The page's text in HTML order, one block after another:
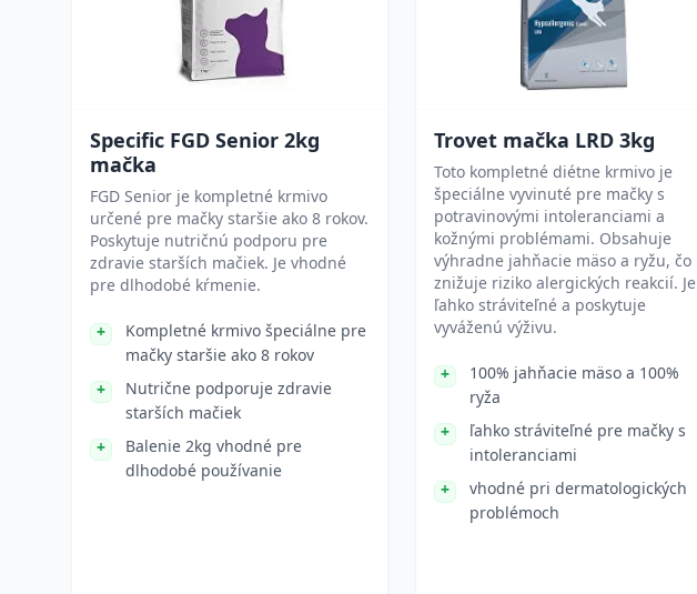
Specific FGD Senior 2kg
mačka
FGD Senior je kompletné krmivo
určené pre mačky staršie ako 8 rokov.
Poskytuje nutričnú podporu pre
zdravie starších mačiek. Je vhodné
pre dlhodobé kŕmenie.
Kompletné krmivo špeciálne pre
mačky staršie ako 8 rokov
Nutrične podporuje zdravie
starších mačiek
Balenie 2kg vhodné pre
dlhodobé používanie
Trovet mačka LRD 3kg
Toto kompletné diétne krmivo je
špeciálne vyvinuté pre mačky s
potravinovými intoleranciami a
kožnými problémami. Obsahuje
výhradne jahňacie mäso a ryžu, čo
znižuje riziko alergických reakcií. Je
ľahko stráviteľné a poskytuje
vyváženú výživu.
100% jahňacie mäso a 100%
ryža
ľahko stráviteľné pre mačky s
intoleranciami
vhodné pri dermatologických
problémoch